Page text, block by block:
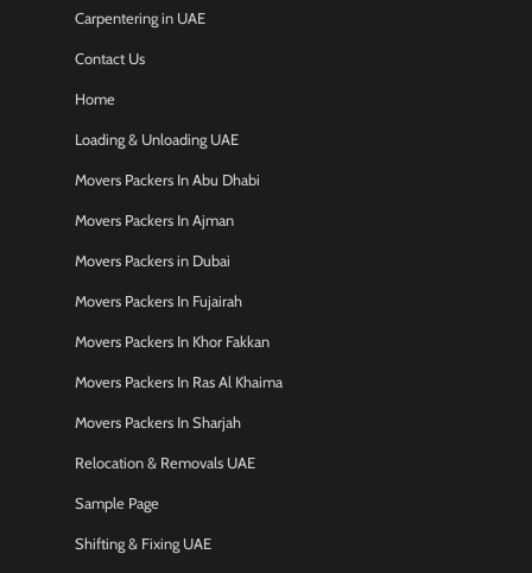
Carpentering in UAE
Contact Us
Home
Loading & Unloading UAE
Movers Packers In Abu Dhabi
Movers Packers In Ajman
Movers Packers in Dubai
Movers Packers In Fujairah
Movers Packers In Khor Fakkan
Movers Packers In Ras Al Khaima
Movers Packers In Sharjah
Relocation & Removals UAE
Sample Page
Shifting & Fixing UAE